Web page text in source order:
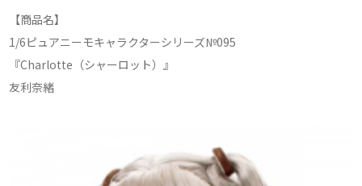
【商品名】
1/6ピュアニーモキャラクターシリーズ№095
『Charlotte（シャーロット）』
友利奈緒